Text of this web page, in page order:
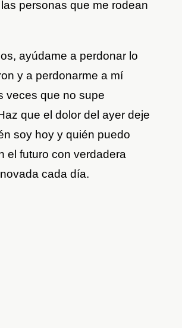
personas que me rodean
ayúdame a perdonar lo
y a perdonarme a mí
veces que no supe
que el dolor del ayer deje
soy hoy y quién puedo
el futuro con verdadera
cada día.